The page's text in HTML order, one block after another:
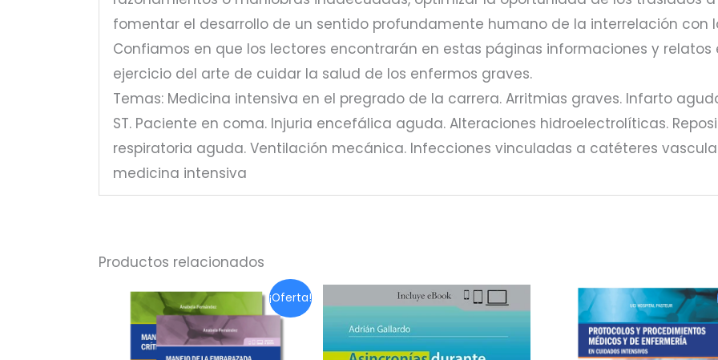
fomentar el desarrollo de un sentido profundamente humano de la interrelación con
Confiamos en que los lectores encontrarán en estas páginas informaciones y relatos
ejercicio del arte de cuidar la salud de los enfermos graves.
Temas: Medicina intensiva en el pregrado de la carrera. Arritmias graves. Infarto
ST. Paciente en coma. Injuria encefálica aguda. Alteraciones hidroelectrolíticas.
respiratoria aguda. Ventilación mecánica. Infecciones vinculadas a catéteres
medicina intensiva
Productos relacionados
¡Oferta!